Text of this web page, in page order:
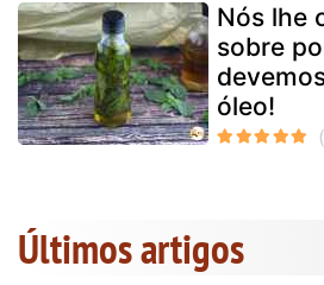
Nós lhe
sobre
óleo!
Últimos artigos